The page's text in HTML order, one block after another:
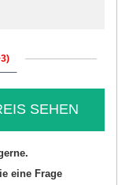
SEHEN
eine Frage